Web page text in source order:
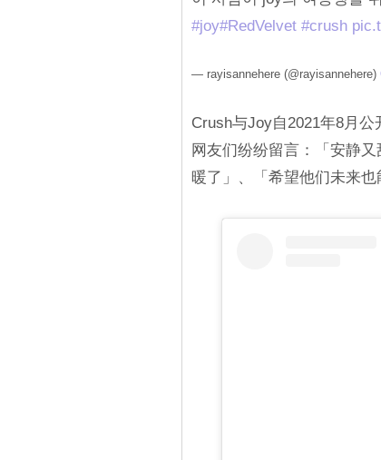
#joy#RedVelvet #crush
— rayisannehere (@rayisannehere)
Crush与Joy自2021年8月公
网友们纷纷留言：「安静
暖了」、「希望他们未来也